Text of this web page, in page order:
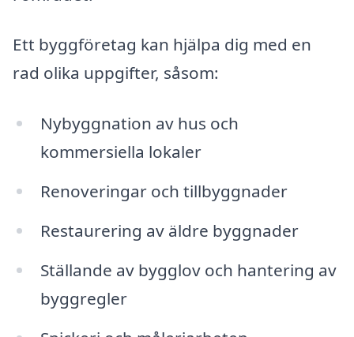
Ett byggföretag kan hjälpa dig med en
rad olika uppgifter, såsom:
Nybyggnation av hus och
kommersiella lokaler
Renoveringar och tillbyggnader
Restaurering av äldre byggnader
Ställande av bygglov och hantering av
byggregler